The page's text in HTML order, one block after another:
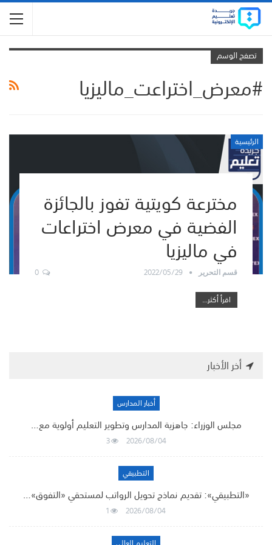
تصفح الوسم
#معرض_اختراعت_ماليزيا
الرئيسية
مخترعة كويتية تفوز بالجائزة
الفضية في معرض اختراعات
في ماليزيا
قسم التحرير 2022/05/29
0
اقرأ أكثر...
أخر الأخبار
أخبار المدارس
مجلس الوزراء: جاهزية المدارس وتطوير التعليم أولوية مع…
2026/08/04
3
التطبيقي
«التطبيقي»: تقديم نماذج تحويل الرواتب لمستحقي «التفوق»…
2026/08/04
1